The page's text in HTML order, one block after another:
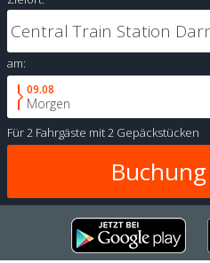
am:
09.08
Morgen
Für2 Fahrgäste mit2 Gepäckstücken